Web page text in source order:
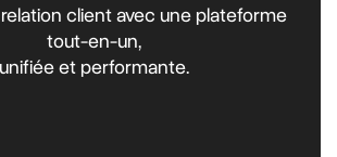
client avec une plateforme
tout-en-un,
unifiée et performante.